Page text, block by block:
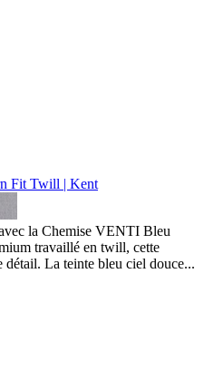
Fit Twill | Kent
la Chemise VENTI Bleu
travaillé en twill, cette
détail. La teinte bleu ciel douce...